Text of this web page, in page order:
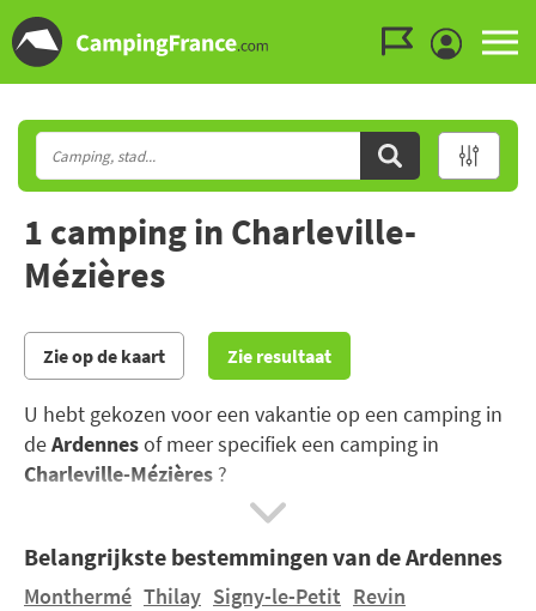
1 camping in Charleville-
Mézières
Zie op de kaart Zie resultaat
U hebt gekozen voor een vakantie op een camping in
deArdennesof meer specifiek een camping in
Charleville-Mézières ?
bossen, hebben iconische monumenten, vele
versterkte kerken en middeleeuwse sites.
Belangrijkste bestemmingen van de Ardennes
Monthermé Thilay Signy-le-Petit Revin